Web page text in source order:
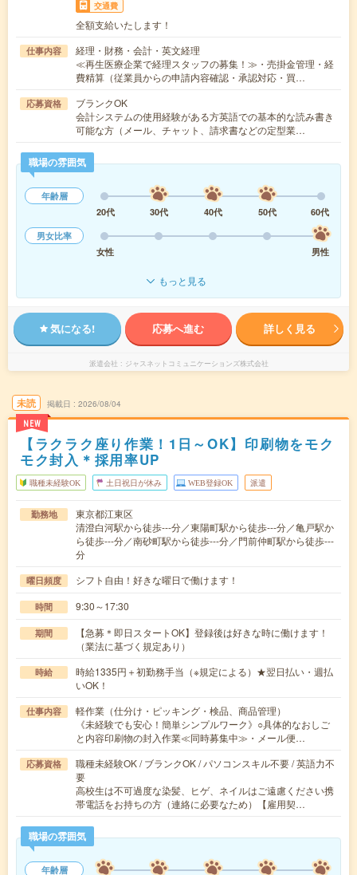
交通費
全額支給いたします！
仕事内容
経理・財務・会計・英文経理
≪再生医療企業で経理スタッフの募集！≫・売掛金管理・経
費精算（従業員からの申請内容確認・承認対応・買…
応募資格
ブランクOK
会計システムの使用経験がある方英語での基本的な読み書き
可能な方（メール、チャット、請求書などの定型業…
職場の雰囲気
年齢層
20代
30代 40代 50代
60代
男女比率
女性
男性
もっと見る
気になる! 応募へ進む 詳しく見る
派遣会社 ジャスネットコミュニケーションズ株式会社
未読
NEW
掲載日 2026/08/04
【ラクラク座り作業！1日～OK】印刷物をモク
モク封入＊採用率UP
職種未経験OK 土日祝日が休み WEB登録OK 派遣
勤務地
東京都江東区
清澄白河駅から徒歩---分／東陽町駅から徒歩---分／亀戸駅か
ら徒歩---分／南砂町駅から徒歩---分／門前仲町駅から徒歩---
分
曜日頻度 シフト自由！好きな曜日で働けます！
時間 9:30～17:30
期間
【急募＊即日スタートOK】登録後は好きな時に働けます！
（業法に基づく規定あり）
時給
時給1335円＋初勤務手当（※規定による）★翌日払い・週払
いOK！
仕事内容
軽作業（仕分け・ピッキング・検品、商品管理）
《未経験でも安心！簡単シンプルワーク》○具体的なおしご
と内容印刷物の封入作業≪同時募集中≫・メール便…
応募資格
職種未経験OK / ブランクOK / パソコンスキル不要 / 英語力不
要
高校生は不可過度な染髪、ヒゲ、ネイルはご遠慮ください携
帯電話をお持ちの方（連絡に必要なため）【雇用契…
職場の雰囲気
年齢層